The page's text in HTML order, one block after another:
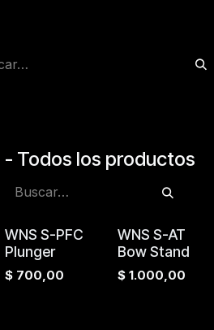
- Todos los productos
WNS S-PFC
Plunger
$ 700,00
WNS S-AT
Bow Stand
$ 1.000,00